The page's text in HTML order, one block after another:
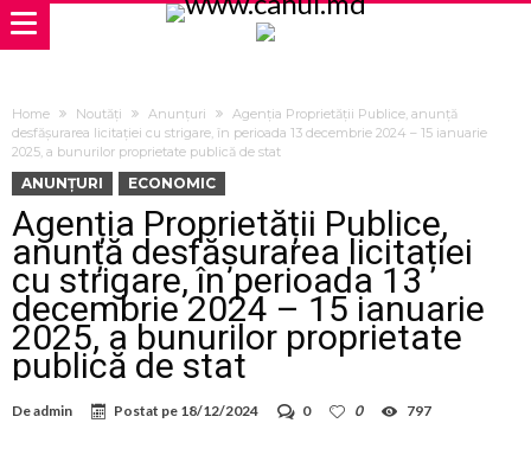
Home Noutăți Anunțuri
Agenția Proprietății Publice, anunță
desfășurarea licitației cu strigare, în perioada 13 decembrie 2024 – 15 ianuarie
2025, a bunurilor proprietate publică de stat
ANUNȚURI ECONOMIC
Agenția Proprietății Publice,
anunță desfășurarea licitației
cu strigare, în perioada 13
decembrie 2024 – 15 ianuarie
2025, a bunurilor proprietate
publică de stat
Deadmin Postat pe 18/12/2024 0 0 797